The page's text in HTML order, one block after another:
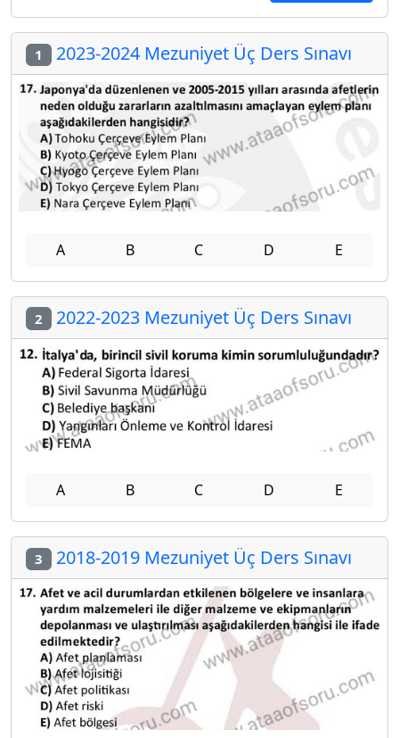
1 2023-2024 Mezuniyet Üç Ders Sınavı
A B C D E
2 2022-2023 Mezuniyet Üç Ders Sınavı
A B C D E
3 2018-2019 Mezuniyet Üç Ders Sınavı